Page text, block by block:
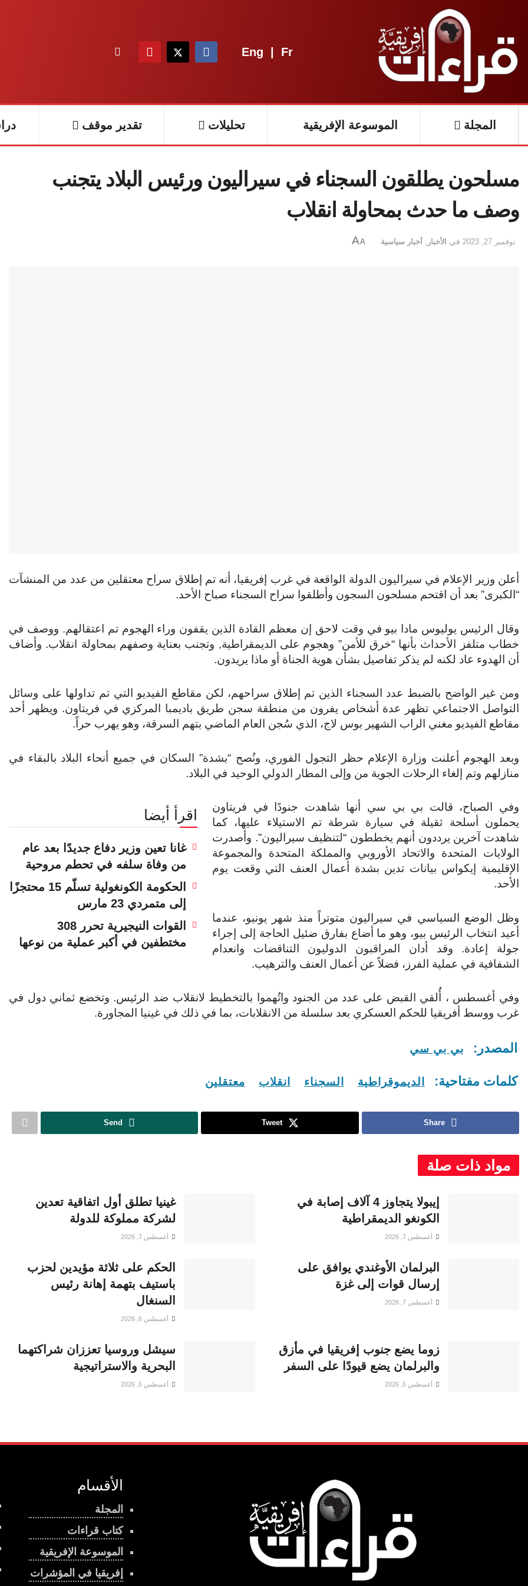
Eng | Fr
المجلة الموسوعة الإفريقية تحليلات تقدير موقف
مسلحون يطلقون السجناء في سيراليون ورئيس البلاد يتجنب
وصف ما حدث بمحاولة انقلاب
نوفمبر 27, 2023 في الأخبار أخبار سياسية A
A
أعلن وزير الإعلام في سيراليون الدولة الواقعة في غرب إفريقيا، أنه تم إطلاق سراح معتقلين من عدد من المنشآت
“الكبرى” بعد أن اقتحم مسلحون السجون وأطلقوا سراح السجناء صباح الأحد.
وقال الرئيس يوليوس مادا بيو في وقت لاحق إن معظم القادة الذين يقفون وراء الهجوم تم اعتقالهم. ووصف في
خطاب متلفز الأحداث بأنها “خرق للأمن” وهجوم على الديمقراطية, وتجنب بعناية وصفهم بمحاولة انقلاب. وأضاف
أن الهدوء عاد لكنه لم يذكر تفاصيل بشأن هوية الجناة أو ماذا يريدون.
ومن غير الواضح بالضبط عدد السجناء الذين تم إطلاق سراحهم، لكن مقاطع الفيديو التي تم تداولها على وسائل
التواصل الاجتماعي تظهر عدة أشخاص يفرون من منطقة سجن طريق باديمبا المركزي في فريتاون. ويظهر أحد
مقاطع الفيديو مغني الراب الشهير بوس لاج، الذي سُجن العام الماضي بتهم السرقة، وهو يهرب حراً.
وبعد الهجوم أعلنت وزارة الإعلام حظر التجول الفوري، ونُصح “بشدة” السكان في جميع أنحاء البلاد بالبقاء في
منازلهم وتم إلغاء الرحلات الجوية من وإلى المطار الدولي الوحيد في البلاد.
اقرأ أيضا
غانا تعين وزير دفاع جديدًا بعد عام
من وفاة سلفه في تحطم مروحية
الحكومة الكونغولية تسلّم 15 محتجزًا
إلى متمردي 23 مارس
القوات النيجيرية تحرر 308
مختطفين في أكبر عملية من نوعها
وفي الصباح، قالت بي بي سي أنها شاهدت جنودًا في فريتاون
يحملون أسلحة ثقيلة في سيارة شرطة تم الاستيلاء عليها، كما
شاهدت آخرين يرددون أنهم يخططون “لتنظيف سيراليون”. وأصدرت
الولايات المتحدة والاتحاد الأوروبي والمملكة المتحدة والمجموعة
الإقليمية إيكواس بيانات تدين بشدة أعمال العنف التي وقعت يوم
الأحد.
وظل الوضع السياسي في سيراليون متوتراً منذ شهر يونيو، عندما
أعيد انتخاب الرئيس بيو، وهو ما أضاع بفارق ضئيل الحاجة إلى إجراء
جولة إعادة. وقد أدان المراقبون الدوليون التناقضات وانعدام
الشفافية في عملية الفرز، فضلاً عن أعمال العنف والترهيب.
وفي أغسطس ، أُلقي القبض على عدد من الجنود واتُهموا بالتخطيط لانقلاب ضد الرئيس. وتخضع ثماني دول في
غرب ووسط أفريقيا للحكم العسكري بعد سلسلة من الانقلابات، بما في ذلك في غينيا المجاورة.
المصدر: بي بي سي
كلمات مفتاحية: الديموقراطية السجناء انقلاب معتقلين
Share
Tweet
Send
مواد ذات صلة
إيبولا يتجاوز 4 آلاف إصابة في
الكونغو الديمقراطية
أغسطس 7, 2026
غينيا تطلق أول اتفاقية تعدين
لشركة مملوكة للدولة
أغسطس 7, 2026
البرلمان الأوغندي يوافق على
إرسال قوات إلى غزة
أغسطس 7, 2026
الحكم على ثلاثة مؤيدين لحزب
باستيف بتهمة إهانة رئيس
السنغال
أغسطس 6, 2026
زوما يضع جنوب إفريقيا في مأزق
والبرلمان يضع قيودًا على السفر
أغسطس 6, 2026
سيشل وروسيا تعززان شراكتهما
البحرية والاستراتيجية
أغسطس 6, 2026
الأقسام
المجلة
كتاب قراءات
الموسوعة الإفريقية
إفريقيا في المؤشرات